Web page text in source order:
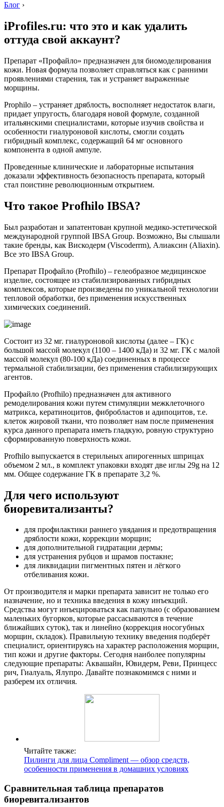
Блог ›
iProfiles.ru: что это и как удалить
оттуда свой аккаунт?
Препарат «Профайло» предназначен для биомоделирования
кожи. Новая формула позволяет справляться как с ранними
проявлениями старения, так и устраняет выраженные
морщины.
Prophilo – устраняет дряблость, восполняет недостаток влаги,
придает упругость, благодаря новой формуле, созданной
итальянскими специалистами, которые изучив свойства и
особенности гиалуроновой кислоты, смогли создать
гибридный комплекс, содержащий 64 мг основного
компонента в одной ампуле.
Проведенные клинические и лабораторные испытания
доказали эффективность безопасность препарата, который
стал поистине революционным открытием.
Что такое Profhilo IBSA?
Был разработан и запатентован крупной медико-эстетической
международной группой IBSA Group. Возможно, Вы слышали
такие бренды, как Вискодерм (Viscoderrm), Алиаксин (Aliaxin).
Все это IBSA Group.
Препарат Профайло (Profhilo) – гелеобразное медицинское
изделие, состоящее из стабилизированных гибридных
комплексов, которые произведены по уникальной технологии
тепловой обработки, без применения искусственных
химических соединений.
Состоит из 32 мг. гиалуроновой кислоты (далее – ГК) с
большой массой молекул (1100 – 1400 кДа) и 32 мг. ГК с малой
массой молекул (80-100 кДа) соединенных в процессе
термальной стабилизации, без применения стабилизирующих
агентов.
Профайло (Profhilo) предназначен для активного
ремоделирования кожи путем стимуляции межклеточного
матрикса, кератиноцитов, фибробластов и адипоцитов, т.е.
клеток жировой ткани, что позволяет нам после применения
курса данного препарата иметь гладкую, ровную структурно
сформированную поверхность кожи.
Profhilo выпускается в стерильных апирогенных шприцах
объемом 2 мл., в комплект упаковки входят две иглы 29g на 12
мм. Общее содержание ГК в препарате 3,2 %.
Для чего используют
биоревитализанты?
для профилактики раннего увядания и предотвращения
дряблости кожи, коррекции морщин;
для дополнительной гидратации дермы;
для устранения рубцов и шрамов постакне;
для ликвидации пигментных пятен и лёгкого
отбеливания кожи.
От производителя и марки препарата зависит не только его
назначение, но и техника введения в кожу инъекций.
Средства могут инъецироваться как папульно (с образованием
маленьких бугорков, которые рассасываются в течение
ближайших суток), так и линейно (коррекция носогубных
морщин, складок). Правильную технику введения подберёт
специалист, ориентируясь на характер расположения морщин,
тип кожи и другие факторы. Сегодня наиболее популярны
следующие препараты: Аквашайн, Ювидерм, Реви, Принцесс
рич, Гиалуаль, Ялупро. Давайте познакомимся с ними и
разберем их отличия.
Читайте также:
Пилинги для лица Compliment — обзор средств,
особенности применения в домашних условиях
Сравнительная таблица препаратов
биоревитализантов